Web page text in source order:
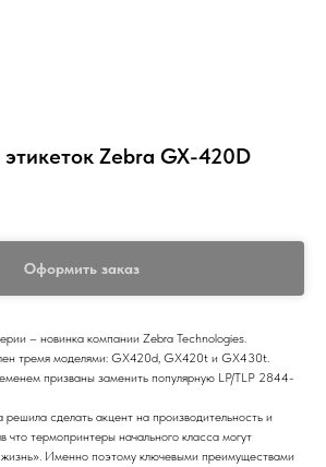
Zebra GX-420D
Оформить заказ
– новинка компании Zebra Technologies.
тремя моделями: GX420d, GX420t и GX430t.
призваны заменить популярную LP/TLP 2844-
сделать акцент на производительность и
что термопринтеры начального класса могут
Именно поэтому ключевыми преимуществами